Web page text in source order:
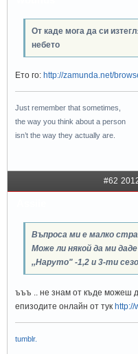
От каде мога да си
небето
Ето го: http://zamunda.net/
Just remember that sometimes,
the way you think about a person
isn’t the way they actually are.
#62
Въпроса ми е малко
Може ли някой да ми
,,Наруто" -1,2 и 3-ти
ъъъ .. не знам от къде можеш
епизодите онлайн от тук
tumblr.